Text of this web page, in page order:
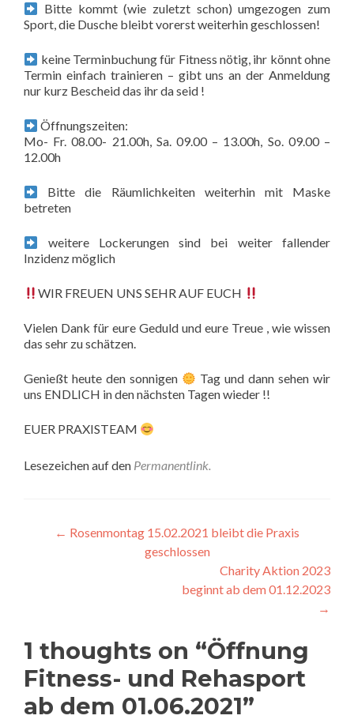
Bitte kommt (wie zuletzt schon) umgezogen zum
Sport, die Dusche bleibt vorerst weiterhin geschlossen!
keine Terminbuchung für Fitness nötig, ihr könnt ohne
Termin einfach trainieren – gibt uns an der Anmeldung
nur kurz Bescheid das ihr da seid !
Öffnungszeiten:
Mo- Fr. 08.00- 21.00h, Sa. 09.00 – 13.00h, So. 09.00 –
12.00h
Bitte die Räumlichkeiten weiterhin mit Maske
betreten
weitere Lockerungen sind bei weiter fallender
Inzidenz möglich
WIR FREUEN UNS SEHR AUF EUCH
Vielen Dank für eure Geduld und eure Treue , wie wissen
das sehr zu schätzen.
Genießt heute den sonnigen
Tag und dann sehen wir
uns ENDLICH in den nächsten Tagen wieder !!
EUER PRAXISTEAM
Lesezeichen auf den Permanentlink.
Beitrags-
Navigation
← Rosenmontag 15.02.2021 bleibt die Praxis
geschlossen
Charity Aktion 2023
beginnt ab dem 01.12.2023
→
1 thoughts on “Öffnung
Fitness- und Rehasport
ab dem 01.06.2021”